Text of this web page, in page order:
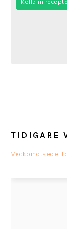
Kolla in
TIDIGARE
Veckomatsedel